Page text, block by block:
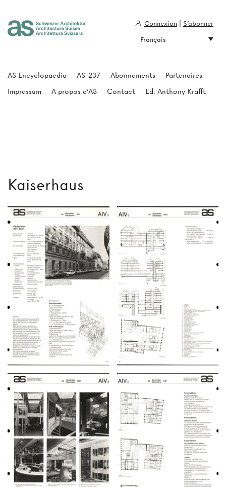
Kaiserhaus
AS Encyclopaedia AS-237 Abonnements
Partenaires
Impressum
A propos d'AS Contact Ed. Anthony Krafft
Connexion
S'abonner
Français